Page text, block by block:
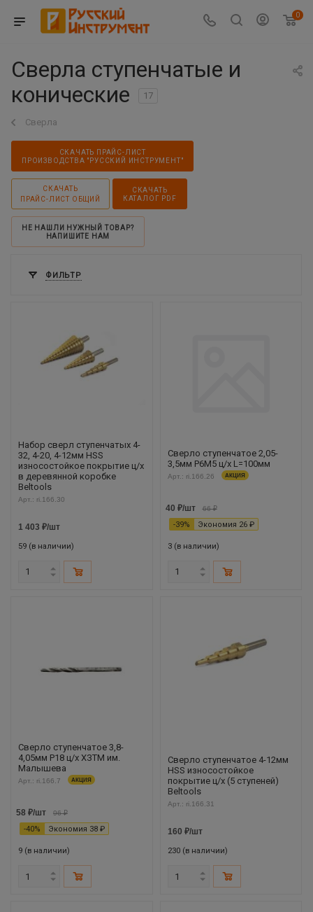
0
Сверла ступенчатые и
конические
17
Сверла
СКАЧАТЬ ПРАЙС-ЛИСТ
ПРОИЗВОДСТВА "РУССКИЙ ИНСТРУМЕНТ"
СКАЧАТЬ
ПРАЙС-ЛИСТ ОБЩИЙ
СКАЧАТЬ
КАТАЛОГ PDF
НЕ НАШЛИ НУЖНЫЙ ТОВАР?
НАПИШИТЕ НАМ
ФИЛЬТР
Набор сверл ступенчатых 4-
32, 4-20, 4-12мм HSS
износостойкое покрытие ц/х
в деревянной коробке
Beltools
Арт.: ri.166.30
1 403 ₽/шт
59 (в наличии)
Сверло ступенчатое 2,05-
3,5мм Р6М5 ц/х L=100мм
Арт.: ri.166.26 АКЦИЯ
40 ₽/шт 66₽
-39% Экономия 26₽
3 (в наличии)
Сверло ступенчатое 3,8-
4,05мм Р18 ц/х ХЗТМ им.
Малышева
Арт.: ri.166.7 АКЦИЯ
58 ₽/шт 96₽
-40% Экономия 38 ₽
9 (в наличии)
Сверло ступенчатое 4-12мм
HSS износостойкое
покрытие ц/х (5 ступеней)
Beltools
Арт.: ri.166.31
160 ₽/шт
230 (в наличии)